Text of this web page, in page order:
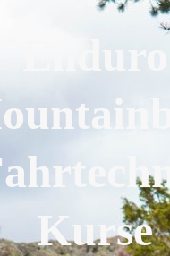
Enduro
Kurse